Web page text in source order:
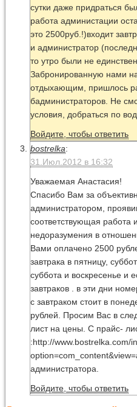
сутки даже придраться
работа администации
это 2500руб.!)входит
и администратор
то утро были не
Забронированную нами
отдыхающим, пришлось
бадминистраторов. Не
условия, добраться по
Войдите, чтобы ответить
bostrelka:
31.Июл.2012 в 16:32
Уважаемая Анастасия!
Спасибо Вам за
администратором,
соответствующая
недоразумения в
Вами оплачено 2500
завтрака в пятницу,
суббота и воскресенье и
завтраков . в эти дни
с завтраком стоит в
рублей. Просим Вас в
лист на цены. С прайс-
:http://www.bostrelka.com/
администратора.
Войдите, чтобы ответить